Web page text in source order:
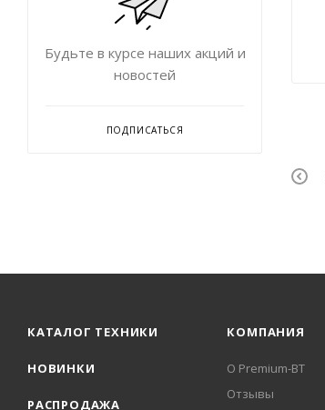
Будьте в курсе наших акций и
новостей
ПОДПИСАТЬСЯ
КАТАЛОГ ТЕХНИКИ
НОВИНКИ
РАСПРОДАЖА
КОМПАНИЯ
О Premium-BT
Отзывы